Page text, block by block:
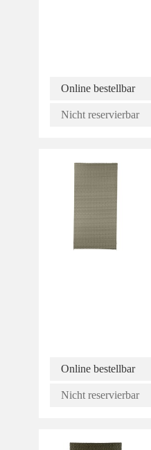
Online bestellbar
Nicht reservierbar
Online bestellbar
Nicht reservierbar